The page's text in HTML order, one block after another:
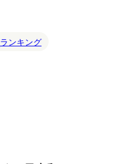
ランキング